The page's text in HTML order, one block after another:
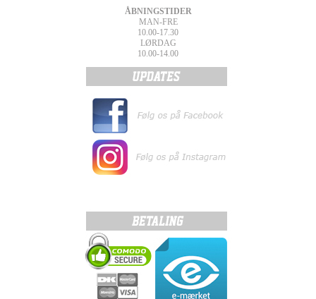
ÅBNINGSTIDER
MAN-FRE
10.00-17.30
LØRDAG
10.00-14.00